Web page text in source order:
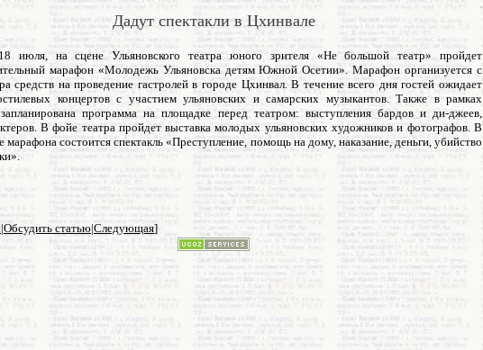
Дадут спектакли в Цхинвале
июля, на сцене Ульяновского театра юного зрителя «Не большой театр» пройдет
марафон «Молодежь Ульяновска детям Южной Осетии». Марафон организуется с
средств на проведение гастролей в городе Цхинвал. В течение всего дня гостей ожидает
концертов с участием ульяновских и самарских музыкантов. Также в рамках
программа на площадке перед театром: выступления бардов и ди-джеев,
В фойе театра пройдет выставка молодых ульяновских художников и фотографов. В
марафона состоится спектакль «Преступление, помощь на дому, наказание, деньги, убийство
|Обсудить статью|Следующая]